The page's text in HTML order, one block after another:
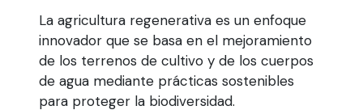
La agricultura regenerativa es un enfoque
innovador que se basa en el mejoramiento
de los terrenos de cultivo y de los cuerpos
de agua mediante prácticas sostenibles
para proteger la biodiversidad.